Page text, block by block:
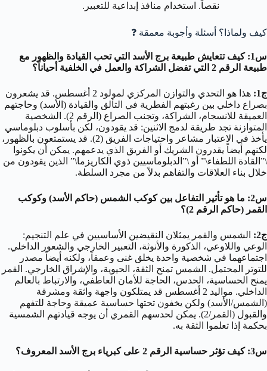
نقصاً. استخدام منافذ إبداعية للتعبير.
كيف ولماذا؟ أسئلة وأجوبة معمقة ❓
س1: كيف تتعايش طبيعة برج الأسد التي تحب القيادة والظهور مع
طبيعة الرقم 2 التي تفضل الشراكة والعمل في الخلفية أحياناً؟
ج1:
هذا هو التحدي والتوازن المركزي لمولود 2 أغسطس. قد يشعرون
بصراع داخلي بين رغبتهم الفطرية في التألق والقيادة (الأسد) وحاجتهم
العميقة للانسجام، الشراكة، وتجنب الصراع (الرقم 2). الشخصية
المتوازنة تجد طريقة لدمج الاثنين: قد يقودون، لكن بأسلوب دبلوماسي
يأخذ في الاعتبار مشاعر واحتياجات الفريق (2). قد يستمتعون بالظهور،
لكنهم أيضاً يقدرون الشريك أو الفريق الذي يدعمهم. يمكن أن يكونوا
\”القادة اللطفاء\” أو \”الدبلوماسيين ذوي الكاريزما\” الذين يقودون من
خلال بناء العلاقات والتفاهم بدلاً من مجرد السلطة.
س2: ما هو تأثير التفاعل بين كوكب الشمس (حاكم الأسد) وكوكب
القمر (حاكم الرقم 2)؟
ج2:
الشمس والقمر يمثلان النقيضين الأساسيين في علم التنجيم:
الوعي واللاوعي، الذكورة والأنوثة، التعبير الخارجي والشعور الداخلي.
اجتماعهما في شخصية واحدة يخلق غنى وعمقاً، ولكنه أيضاً مصدر
للتوتر المحتمل. الشمس تمنح الثقة، الحيوية، والإشراق الخارجي. القمر
يمنح الحساسية، الحدس، الحاجة للأمان العاطفي، والارتباط بالعالم
الداخلي. مواليد 2 أغسطس قد يمتلكون واجهة واثقة ومشرقة
(الشمس/الأسد) ولكن يخفون تحتها حساسية عميقة وحاجة للتفهم
والقبول (القمر/2). يمكن لحدسهم القمري أن يوجه قيادتهم الشمسية
بحكمة إذا تعلموا الثقة به.
س3: كيف تؤثر حساسية الرقم 2 على كبرياء برج الأسد المعروف؟